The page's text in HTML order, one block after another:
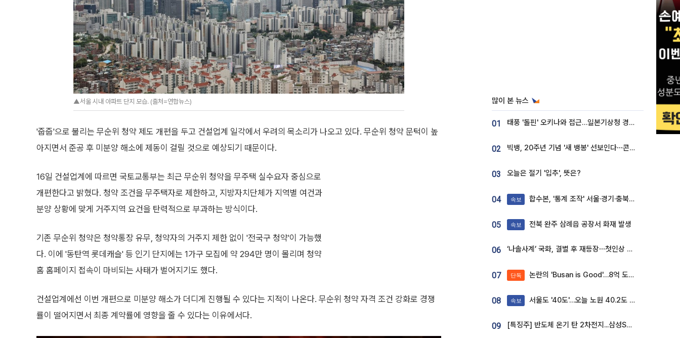
▲서울 시내 아파트 단지 모습. (출처=연합뉴스)
'줍줍'으로 불리는 무순위 청약 제도 개편을 두고 건설업계 일각에서 우려의 목소리가 나오고 있다. 무순위 청약 문턱이 높
아지면서 준공 후 미분양 해소에 제동이 걸릴 것으로 예상되기 때문이다.
16일 건설업계에 따르면 국토교통부는 최근 무순위 청약을 무주택 실수요자 중심으로
개편한다고 밝혔다. 청약 조건을 무주택자로 제한하고, 지방자치단체가 지역별 여건과
분양 상황에 맞게 거주지역 요건을 탄력적으로 부과하는 방식이다.
기존 무순위 청약은 청약통장 유무, 청약자의 거주지 제한 없이 '전국구 청약'이 가능했
다. 이에 '동탄역 롯데캐슬' 등 인기 단지에는 1가구 모집에 약 294만 명이 몰리며 청약
홈 홈페이지 접속이 마비되는 사태가 벌어지기도 했다.
건설업계에선 이번 개편으로 미분양 해소가 더디게 진행될 수 있다는 지적이 나온다. 무순위 청약 자격 조건 강화로 경쟁
률이 떨어지면서 최종 계약률에 영향을 줄 수 있다는 이유에서다.
많이 본 뉴스
01 태풍 '돌핀' 오키나와 접근…일본기상청 경로 업데이트
02 빅뱅, 20주년 기념 '새 뱅봉' 선보인다⋯콘서트 앞두고 팝업 개최
03 오늘은 절기 '입추', 뜻은?
04 속보 합수본, '통계 조작' 서울·경기·충북 선관위 등 추가 압수수색
05 속보 전북 완주 삼례읍 공장서 화재 발생
06 ‘나솔사계’ 국화, 결별 후 재등장⋯첫인상 투표 휩쓸고 ‘인기녀’ 등극
07 단독 논란의 'Busan is Good'…8억 도시브랜드, 용산 대통령실 CI 업체가 수행
08 속보 서울도 '40도'…오늘 노원 40.2도 기록
09 [특징주] 반도체 온기 탄 2차전지...삼성SDI, 장 초반 7% 넘게 껑충